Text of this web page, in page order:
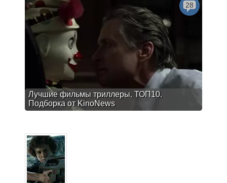
Лучшие фильмы триллеры. ТОП10.
Подборка от KinoNews
28